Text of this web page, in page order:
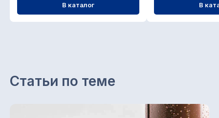
В каталог В
Статьи по теме
штакетник, крепежи и саморезы,
колпаки, доборные элементы.
ИНН 1657197605 / КПП 168501001